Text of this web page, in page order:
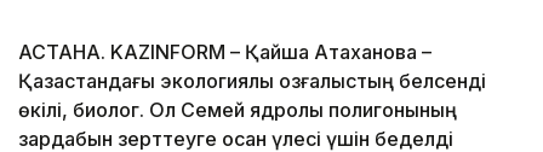
АСТАНА. KAZINFORM – Қайша Атаханова –
Қазақстандағы экологиялық қозғалыстың белсенді
өкілі, биолог. Ол Семей ядролық полигонының
зардабын зерттеуге қосқан үлесі үшін беделді